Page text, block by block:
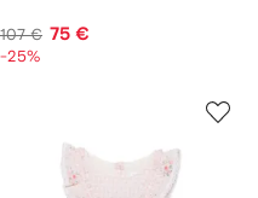
107 € 75 €
-25%